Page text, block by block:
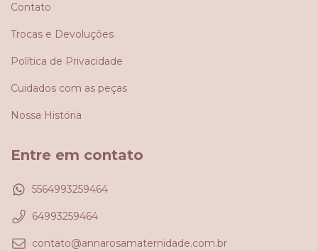
Contato
Trocas e Devoluções
Política de Privacidade
Cuidados com as peças
Nossa História
Entre em contato
5564993259464
64993259464
contato@annarosamaternidade.com.br